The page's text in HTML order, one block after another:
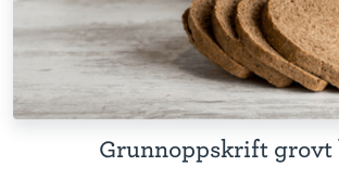
Grunnoppskrift grovt